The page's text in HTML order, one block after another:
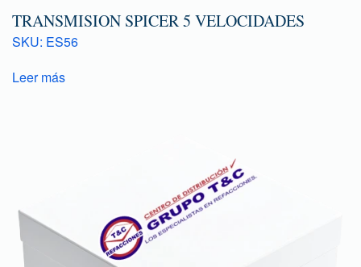
TRANSMISION SPICER 5 VELOCIDADES
SKU: ES56
Leer más